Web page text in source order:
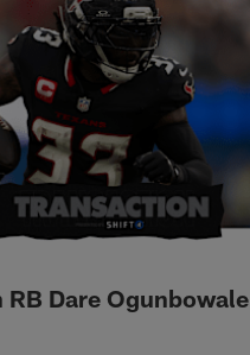
RB Dare Ogunbowale